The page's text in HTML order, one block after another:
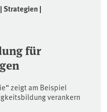
Strategien |
für
zeigt am Beispiel
verankern